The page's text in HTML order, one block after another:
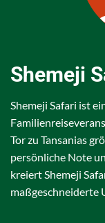
Shemeji
Shemeji Safari ist
Tor zu Tansanias
persönliche Note
kreiert Shemeji
maßgeschneiderte